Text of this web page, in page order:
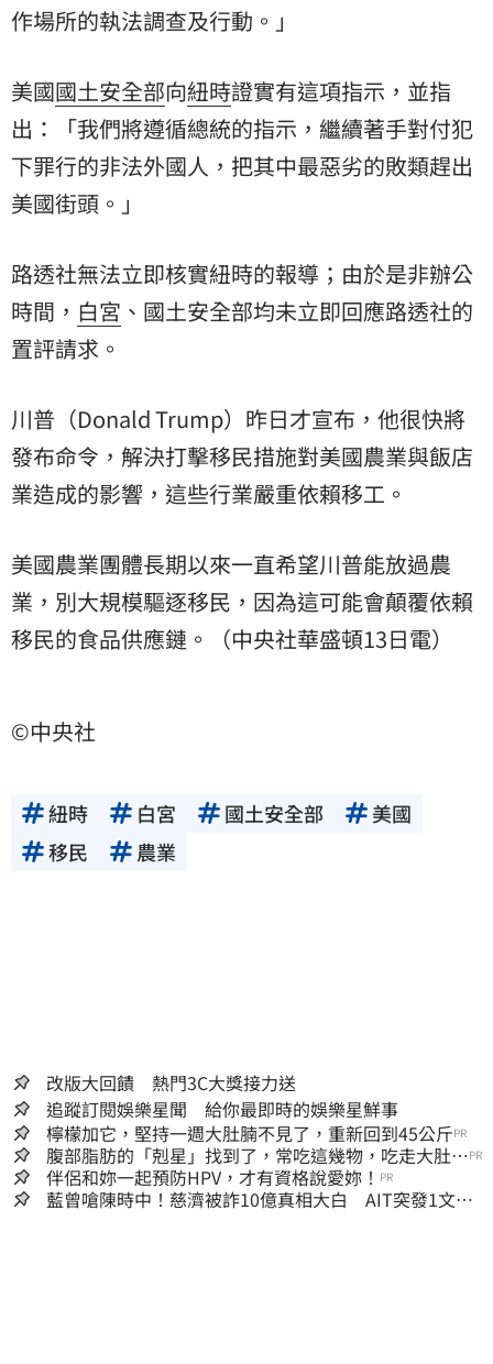
作場所的執法調查及行動。」
美國國土安全部向紐時證實有這項指示，並指
出：「我們將遵循總統的指示，繼續著手對付犯
下罪行的非法外國人，把其中最惡劣的敗類趕出
美國街頭。」
路透社無法立即核實紐時的報導；由於是非辦公
時間， 白宮 、國土安全部均未立即回應路透社的
置評請求。
川普（Donald Trump）昨日才宣布，他很快將
發布命令，解決打擊移民措施對美國農業與飯店
業造成的影響，這些行業嚴重依賴移工。
美國農業團體長期以來一直希望川普能放過農
業，別大規模驅逐移民，因為這可能會顛覆依賴
移民的食品供應鏈。（中央社華盛頓13日電）
©中央社
紐時 白宮 國土安全部
美國
移民
農業
改版大回饋 熱門3C大獎接力送
追蹤訂閱娛樂星聞 給你最即時的娛樂星鮮事
檸檬加它，堅持一週大肚腩不見了，重新回到45公斤PR
腹部脂肪的「剋星」找到了，常吃這幾物，吃走大肚
囊，瘦出小蠻腰
PR
伴侶和妳一起預防HPV，才有資格說愛妳！ PR
藍曾嗆陳時中！慈濟被詐10億真相大白 AIT突發1文酸